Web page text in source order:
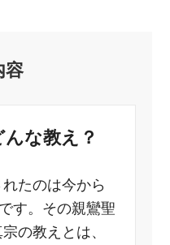
容
な教え？
たのは今から
す。その親鸞聖
の教えとは、